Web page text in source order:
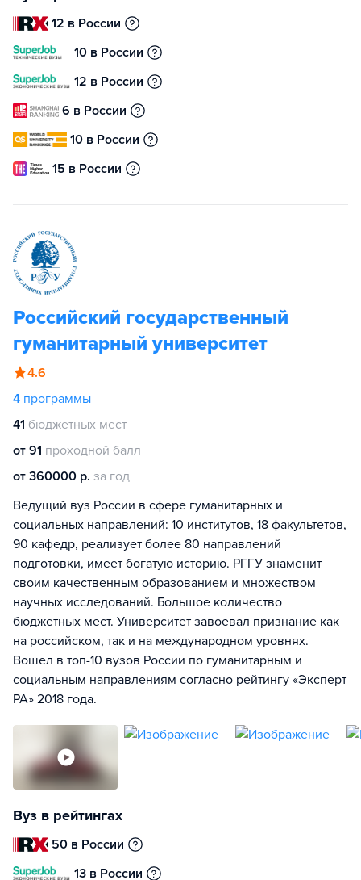
12 в России
10 в России
12 в России
6 в России
10 в России
15 в России
Российский государственный
гуманитарный университет
4.6
4 программы
41 бюджетных мест
от 91 проходной балл
от 360000 р. за год
Ведущий вуз России в сфере гуманитарных и
социальных направлений: 10 институтов, 18 факультетов,
90 кафедр, реализует более 80 направлений
подготовки, имеет богатую историю. РГГУ знаменит
своим качественным образованием и множеством
научных исследований. Большое количество
бюджетных мест. Университет завоевал признание как
на российском, так и на международном уровнях.
Вошел в топ-10 вузов России по гуманитарным и
социальным направлениям согласно рейтингу «Эксперт
РА» 2018 года.
Вуз в рейтингах
50 в России
13 в России